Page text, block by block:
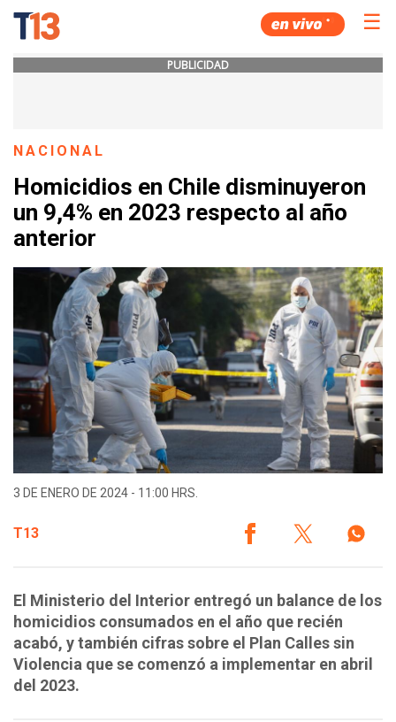
☰
PUBLICIDAD
NACIONAL
Homicidios en Chile disminuyeron
un 9,4% en 2023 respecto al año
anterior
3 DE ENERO DE 2024 - 11:00 HRS.
T13
El Ministerio del Interior entregó un balance de los
homicidios consumados en el año que recién
acabó, y también cifras sobre el Plan Calles sin
Violencia que se comenzó a implementar en abril
del 2023.